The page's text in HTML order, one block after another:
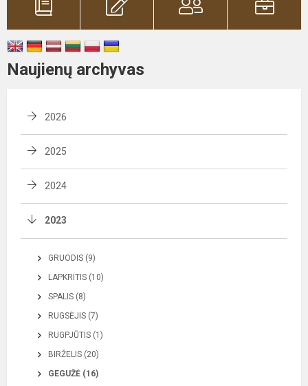
Naujienų archyvas
2026
2025
2024
2023
GRUODIS (9)
LAPKRITIS (10)
SPALIS (8)
RUGSĖJIS (7)
RUGPJŪTIS (1)
BIRŽELIS (20)
GEGUŽĖ (16)